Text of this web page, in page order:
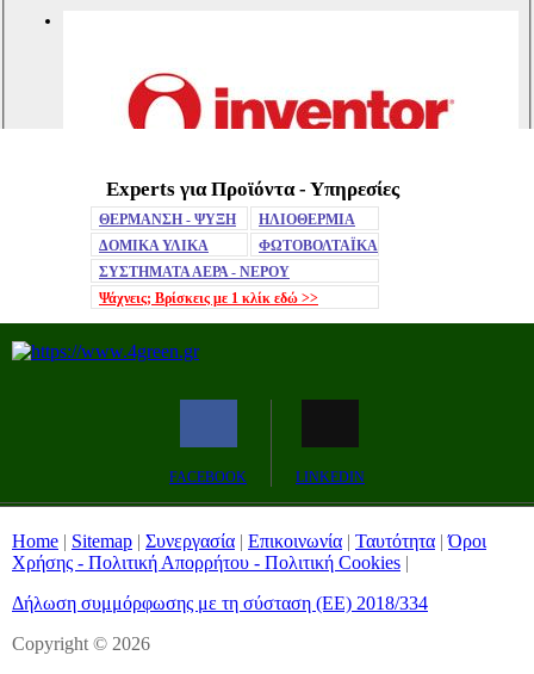
MuteExperts για Προϊόντα - Υπηρεσίες
ΘΕΡΜΑΝΣΗ - ΨΥΞΗ
ΗΛΙΟΘΕΡΜΙΑ
ΔΟΜΙΚΑ ΥΛΙΚΑ
ΦΩΤΟΒΟΛΤΑΪΚΑ
ΣΥΣΤΗΜΑΤΑ ΑΕΡΑ - ΝΕΡΟΥ
Ψάχνεις; Βρίσκεις με 1 κλίκ εδώ >>
FACEBOOK LINKEDIN
Home | Sitemap | Συνεργασία | Επικοινωνία | Ταυτότητα |Όροι
Χρήσης - Πολιτική Απορρήτου - Πολιτική Cookies |
Δήλωση συμμόρφωσης με τη σύσταση (ΕΕ) 2018/334
Copyright © 2026